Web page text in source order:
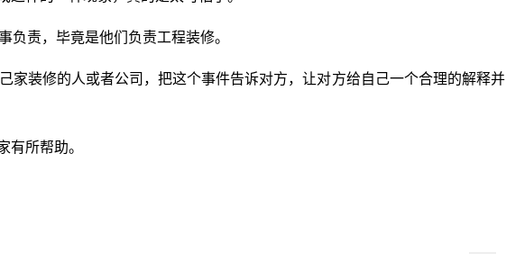
负责，毕竟是他们负责工程装修。
家装修的人或者公司，把这个事件告诉对方，让对方给自己一个合理的解释并
有所帮助。